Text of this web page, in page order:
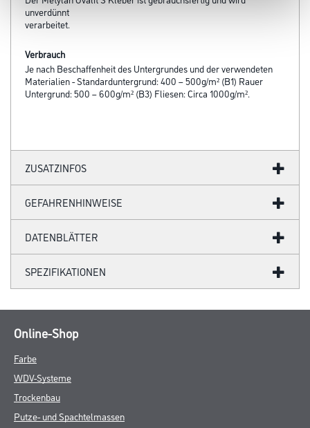
unverdünnt
verarbeitet.
Verbrauch
Je nach Beschaffenheit des Untergrundes und der verwendeten
Materialien - Standarduntergrund: 400 – 500g/m² (B1) Rauer
Untergrund: 500 – 600g/m² (B3) Fliesen: Circa 1000g/m².
ZUSATZINFOS
GEFAHRENHINWEISE
DATENBLÄTTER
SPEZIFIKATIONEN
Online-Shop
Farbe
WDV-Systeme
Trockenbau
Putze- und Spachtelmassen